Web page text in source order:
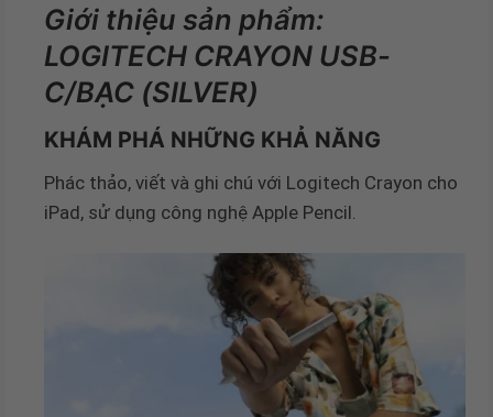
Giới thiệu sản phẩm:
LOGITECH CRAYON USB-
C/BẠC (SILVER)
KHÁM PHÁ NHỮNG KHẢ NĂNG
Phác thảo, viết và ghi chú với Logitech Crayon cho
iPad, sử dụng công nghệ Apple Pencil.